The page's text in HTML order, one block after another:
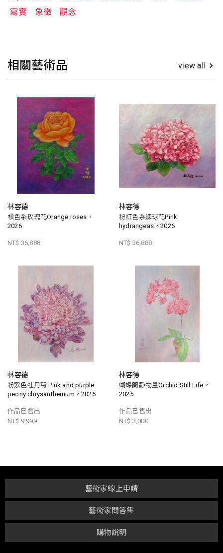
寫實
象徵 觀念
相關藝術品 view all
林容德
橘色系玫瑰花Orange roses，
2026
NT$ 36,888
林容德
粉紅色系繡球花Pink
hydrangeas，2026
NT$ 26,888
林容德
粉紫色牡丹菊 Pink and purple
peony chrysanthemum，2025
作品已售出
NT$ 9,999
林容德
蝴蝶蘭靜物畫Orchid Still Life，
2025
作品已售出
NT$ 3,000
購物說明
藝術家問答集
藝術家線上申請